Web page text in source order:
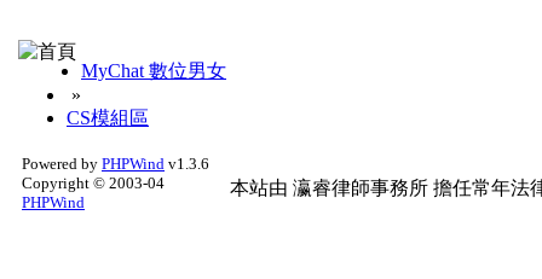
MyChat 數位男女
»
CS模組區
Powered by PHPWind v1.3.6
Copyright © 2003-04
PHPWind
本站由 瀛睿律師事務所 擔任常年法